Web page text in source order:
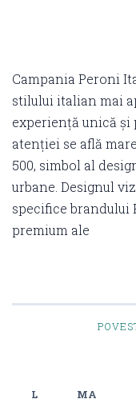
Campania Peroni
stilului italian mai
experiență unică și
atenției se află
500, simbol al
urbane. Designul
specifice brandului
premium ale
L MA